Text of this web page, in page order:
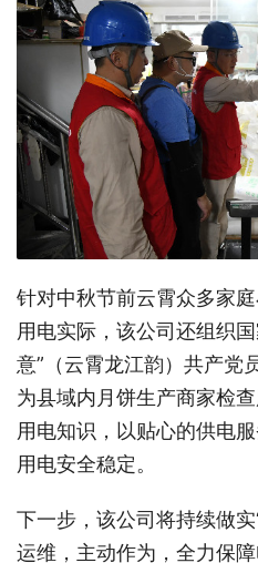
针对中秋节前云霄众多家
用电实际，该公司还组织
意”（云霄龙江韵）共产党
为县域内月饼生产商家检
用电知识，以贴心的供电
用电安全稳定。
下一步，该公司将持续做
运维，主动作为，全力保